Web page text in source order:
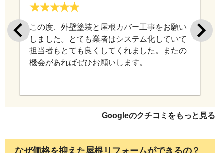
この度、外壁塗装と屋根カバー工事をお願い
しました。とても業者はシステム化していて
担当者もとても良くしてくれました。またの
機会があればぜひお願いします。
Googleのクチコミをもっと見る
なぜ価格を抑えた屋根リフォームができるの？